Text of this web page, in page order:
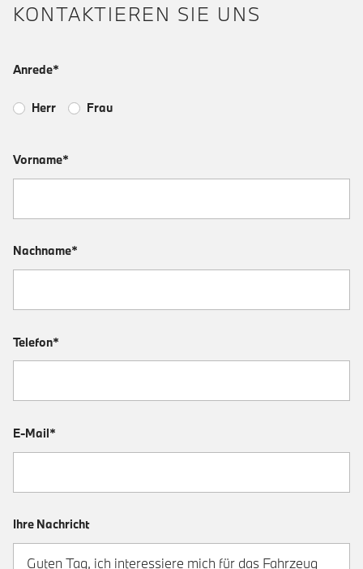
KONTAKTIEREN SIE UNS
Anrede*
Herr Frau
Vorname*
Nachname*
Telefon*
E-Mail*
Ihre Nachricht